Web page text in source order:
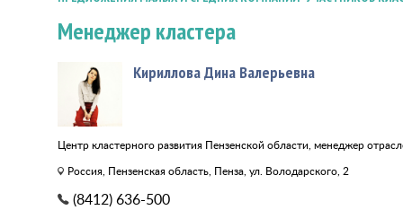
Менеджер кластера
Кириллова Дина Валерьевна
Центр кластерного развития Пензенской области, менеджер
Россия, Пензенская область, Пенза, ул. Володарского, 2
(8412) 636-500